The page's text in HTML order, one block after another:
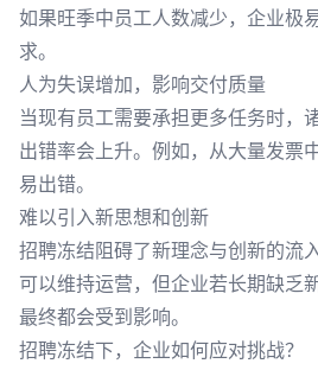
如果旺季中员工人数减少，企业极
求。
人为失误增加，影响交付质量
当现有员工需要承担更多任务时，
出错率会上升。例如，从大量发票
易出错。
难以引入新思想和创新
招聘冻结阻碍了新理念与创新的流
可以维持运营，但企业若长期缺乏
最终都会受到影响。
招聘冻结下，企业如何应对挑战？